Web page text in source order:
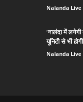
Nalanda Live
‘नालंदा में
यूनिटी से भी
Nalanda Live